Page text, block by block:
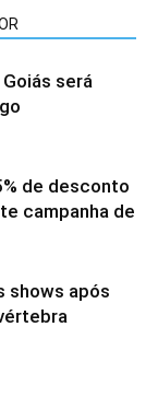
será
de desconto
campanha de
shows após